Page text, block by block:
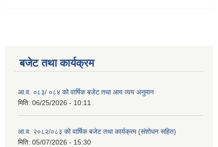
बजेट तथा कार्यक्रम
आ.व. ०८३/ ०८४ को वार्षिक बजेट तथा आय व्यय अनुमान
मिति: 06/25/2026 - 10:11
आ.व. २०८२/०८३ को वार्षिक बजेट तथा कार्यक्रम (संशोधन सहित)
मिति: 05/07/2026 - 15:30